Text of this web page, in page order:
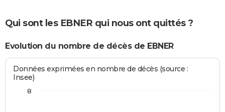
Qui sont les EBNER qui nous ont quittés ?
Evolution du nombre de décès de EBNER
Données exprimées en nombre de décès (source :
Insee)
8